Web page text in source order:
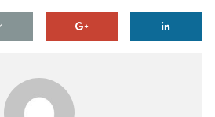
xin hỏi các bạn đánh giá như thế nào
cám ơn